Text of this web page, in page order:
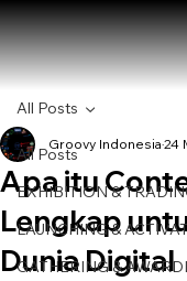
All Posts
EXHIBITION &
LAUNCHING &
GATHERING &
All Posts
Apa itu
Lengkap
Dunia Digital
Groovy Indonesia 24